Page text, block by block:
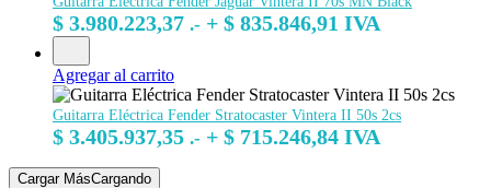
$ 3.980.223,37 .- + $ 835.846,91 IVA
Agregar al carrito
Guitarra Eléctrica Fender Stratocaster Vintera II 50s 2cs
$ 3.405.937,35 .- + $ 715.246,84 IVA
Cargar MásCargando